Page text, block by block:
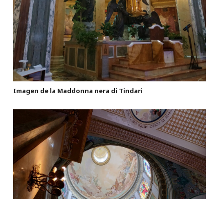
Imagen de la Maddonna nera di Tindari